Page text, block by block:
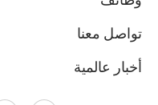
تواصل معنا
أخبار عالمية